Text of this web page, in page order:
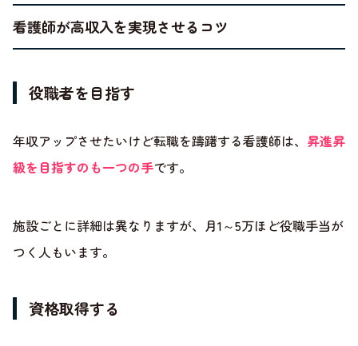
看護師が高収入を実現させるコツ
役職者を目指す
年収アップさせたいけど転職を躊躇する看護師は、 昇進昇
級を目指すのも一つの手です。
施設ごとに詳細は異なりますが、月1～5万ほど役職手当が
つく人もいます。
資格取得する